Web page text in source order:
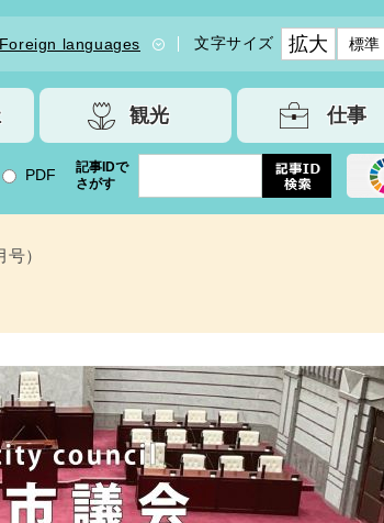
Foreign languages 文字サイズ 拡大 標準
観光 仕事
PDF
記事IDで
さがす
）